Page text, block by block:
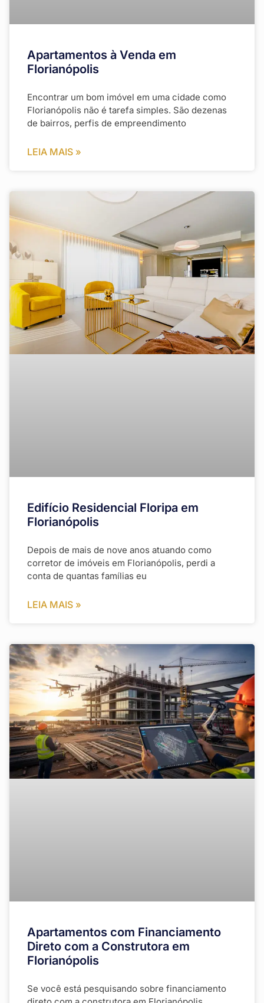
Apartamentos à Venda em
Florianópolis
Encontrar um bom imóvel em uma cidade como
Florianópolis não é tarefa simples. São dezenas
de bairros, perfis de empreendimento
LEIA MAIS »
Edifício Residencial Floripa em
Florianópolis
Depois de mais de nove anos atuando como
corretor de imóveis em Florianópolis, perdi a
conta de quantas famílias eu
LEIA MAIS »
Apartamentos com Financiamento
Direto com a Construtora em
Florianópolis
Se você está pesquisando sobre financiamento